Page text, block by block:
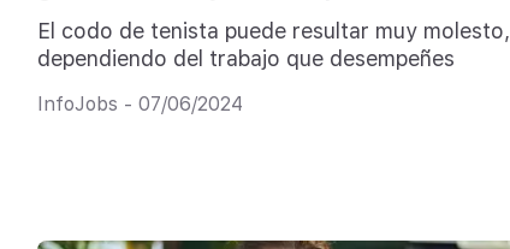
El codo de tenista puede resultar muy molesto,
dependiendo del trabajo que desempeñes
InfoJobs - 07/06/2024